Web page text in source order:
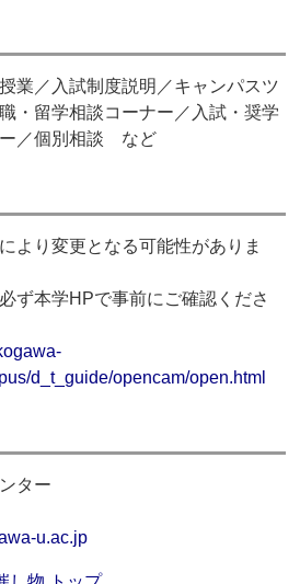
業／入試制度説明／キャンパスツ
・留学相談コーナー／入試・奨学
／個別相談 など
より変更となる可能性がありま
ず本学HPで事前にご確認くださ
d_t_guide/opencam/open.html
ター
u.ac.jp